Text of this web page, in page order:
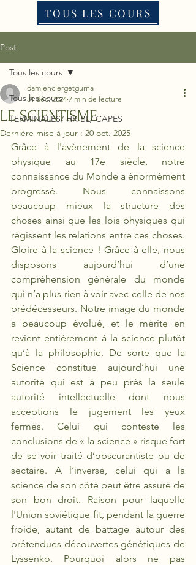
TOUS LES COURS
Post
Tous les cours
TERMINALES/ HK BL/ CAPES
Tous les cours
LE SCIENTISME
damienclergetgurna
31 déc. 2024 7 min de lecture
Dernière mise à jour : 20 oct. 2025
Grâce à l'avènement de la science
physique au 17e siècle, notre
connaissance du Monde a énormément
progressé. Nous connaissons
beaucoup mieux la structure des
choses ainsi que les lois physiques qui
régissent les relations entre ces choses.
Gloire à la science ! Grâce à elle, nous
disposons aujourd’hui d’une
compréhension générale du monde
qui n’a plus rien à voir avec celle de nos
prédécesseurs. Notre image du monde
a beaucoup évolué, et le mérite en
revient entièrement à la science plutôt
qu’à la philosophie. De sorte que la
Science constitue aujourd’hui une
autorité qui est à peu près la seule
autorité intellectuelle dont nous
acceptions le jugement les yeux
fermés. Celui qui conteste les
conclusions de « la science » risque fort
de se voir traité d’obscurantiste ou de
sectaire. A l’inverse, celui qui a la
science de son côté peut être assuré de
son bon droit. Raison pour laquelle
l'Union soviétique fit, pendant la guerre
froide, autant de battage autour des
prétendues découvertes génétiques de
Lyssenko. Pourquoi alors ne pas